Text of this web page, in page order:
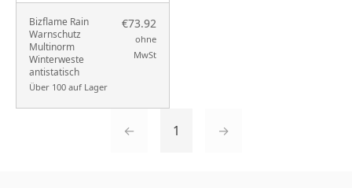
Bizflame Rain
Warnschutz
Multinorm
Winterweste
antistatisch
Über 100 auf Lager
€73.92
ohne
MwSt
← 1 →